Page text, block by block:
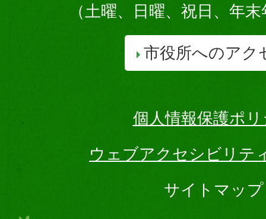
（土曜、日曜、祝日、年
市役所へのアク
個人情報保護ポ
ウェブアクセシビリテ
サイトマップ